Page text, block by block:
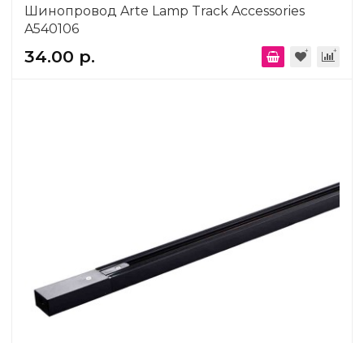
Шинопровод Arte Lamp Track Accessories
A540106
34.00 р.